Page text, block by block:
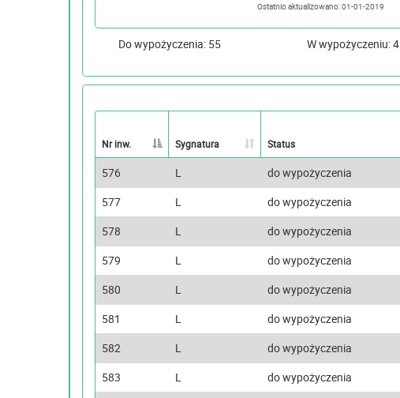
Ostatnio aktualizowano: 01-01-2019
Do wypożyczenia: 55 W wypożyczeniu: 4
Nr inw. Sygnatura Status
576 L do wypożyczenia
577
L do wypożyczenia
578
L do wypożyczenia
579
L do wypożyczenia
580
L do wypożyczenia
581
L do wypożyczenia
582
L do wypożyczenia
583
L do wypożyczenia